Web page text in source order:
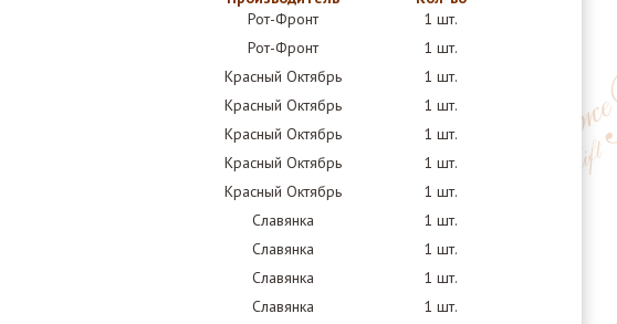
Рот-Фронт
1 шт.
Рот-Фронт
1 шт.
Красный Октябрь
1 шт.
Красный Октябрь
1 шт.
Красный Октябрь
1 шт.
Красный Октябрь
1 шт.
Красный Октябрь
1 шт.
Славянка
1 шт.
Славянка
1 шт.
Славянка
1 шт.
Славянка
1 шт.